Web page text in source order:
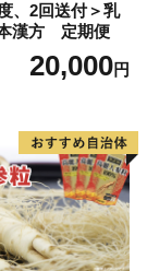
、2回送付＞乳
漢方 定期便
20,000円